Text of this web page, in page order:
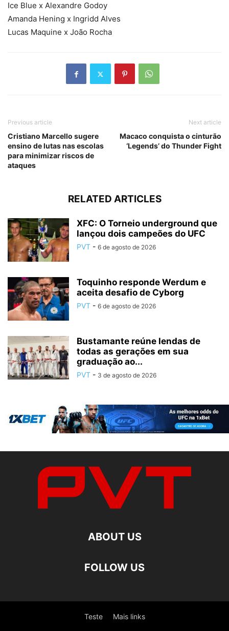
Ice Blue x Alexandre Godoy
Amanda Hening x Ingridd Alves
Lucas Maquine x João Rocha
Previous article
Cristiano Marcello sugere
ensino de lutas nas escolas
para minimizar riscos de
ataques
Next article
Macaco conquista o cinturão
‘Legends’ do Thunder Fight
RELATED ARTICLES
XFC: O Torneio underground que
lançou dois campeões do UFC
PVT - 6 de agosto de 2026
Toquinho responde Werdum e
aceita desafio de Cyborg
PVT - 6 de agosto de 2026
Bustamante reúne lendas de
todas as gerações em sua
graduação ao...
PVT - 3 de agosto de 2026
ABOUT US
FOLLOW US
Teste Mais links